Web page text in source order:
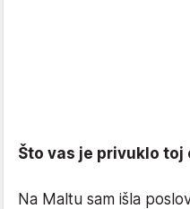
Što vas je privuklo toj
Na Maltu sam išla